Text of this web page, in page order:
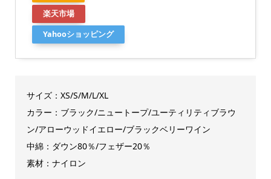
楽天市場
Yahooショッピング
サイズ：XS/S/M/L/XL
カラー：ブラック/ニュートープ/ユーティリティブラウ
ン/アローウッドイエロー/ブラックベリーワイン
中綿：ダウン80％/フェザー20％
素材：ナイロン